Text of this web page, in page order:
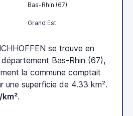
Bas-Rhin (67)
Grand Est
se trouve en
Bas-Rhin (67),
la commune comptait
une superficie de 4.33 km².
.